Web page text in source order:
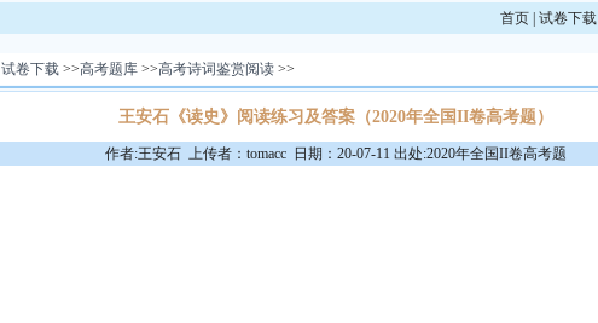
首页 试卷下载
试卷下载>>高考题库>>高考诗词鉴赏阅读>>
王安石《读史》阅读练习及答案（2020年全国II卷高考题）
作者:王安石 上传者：tomacc 日期：20-07-11 出处:2020年全国II卷高考题